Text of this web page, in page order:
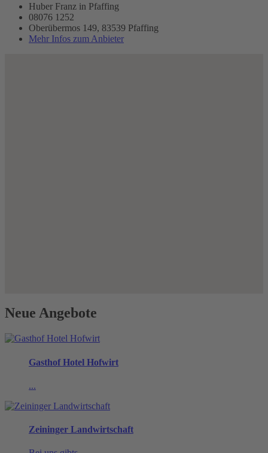
Huber Franz in Pfaffing
08076 1252
Oberübermos 149, 83539 Pfaffing
Mehr Infos zum Anbieter
Neue Angebote
Gasthof Hotel Hofwirt
...
Zeininger Landwirtschaft